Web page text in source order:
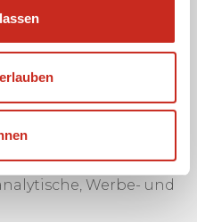
verwendet
wir in die
Werbe- und